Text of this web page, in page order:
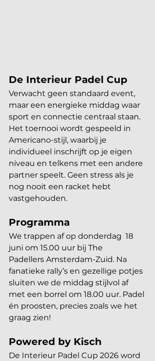
De Interieur Padel Cup
Verwacht geen standaard event,
maar een energieke middag waar
sport en connectie centraal staan.
Het toernooi wordt gespeeld in
Americano-stijl, waarbij je
individueel inschrijft op je eigen
niveau en telkens met een andere
partner speelt. Geen stress als je
nog nooit een racket hebt
vastgehouden.
Programma
We trappen af op donderdag  18
juni om 15.00 uur bij The
Padellers Amsterdam-Zuid. Na
fanatieke rally’s en gezellige potjes
sluiten we de middag stijlvol af
met een borrel om 18.00 uur. Padel
én proosten, precies zoals we het
graag zien!
Powered by Kisch
De Interieur Padel Cup 2026 word